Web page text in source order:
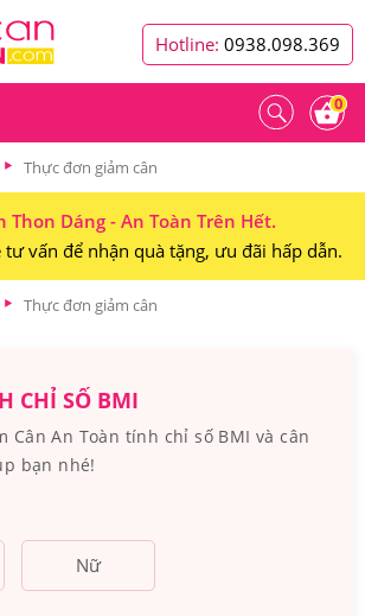
Hotline: 0938.098.369
0
Thực đơn giảm cân
Thon Dáng - An Toàn Trên Hết.
vấn để nhận quà tặng, ưu đãi hấp dẫn.
Thực đơn giảm cân
CHỈ SỐ BMI
Cân An Toàn tính chỉ số BMI và cân
bạn nhé!
Nữ